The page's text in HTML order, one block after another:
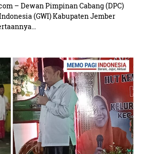
– Dewan Pimpinan Cabang (DPC)
(GWI) Kabupaten Jember